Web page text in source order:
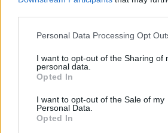
Personal Data Processing Opt
I want to opt-out of the Sharing of
personal data.
Opted In
I want to opt-out of the Sale of my
Personal Data.
Opted In
salgamos de la crisis jejeje
Sergy Ser
Publicado20 de Mayo del 2010